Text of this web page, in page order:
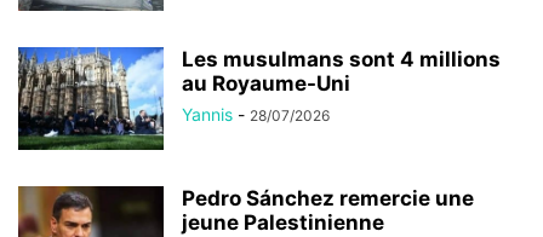
Les musulmans sont 4 millions
au Royaume-Uni
Yannis - 28/07/2026
Pedro Sánchez remercie une
jeune Palestinienne